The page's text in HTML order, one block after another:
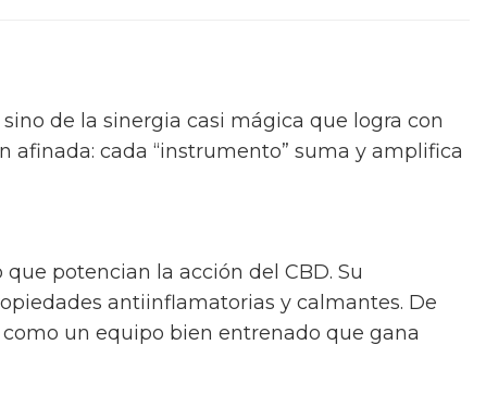
de la sinergia casi mágica que logra con
cada “instrumento” suma y amplifica
potencian la acción del CBD. Su
antiinflamatorias y calmantes. De
un equipo bien entrenado que gana